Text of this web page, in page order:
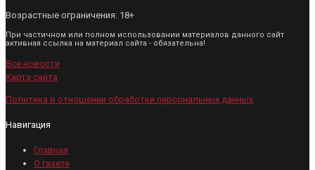
Возрастные ограничения: 18+
При частичном или полном использовании материалов данного сайт
активная ссылка на материал сайта - обязательна!
Все новости
Карта сайта
Политика в отношении обработки персональных данных
Навигация
Главная
О газете